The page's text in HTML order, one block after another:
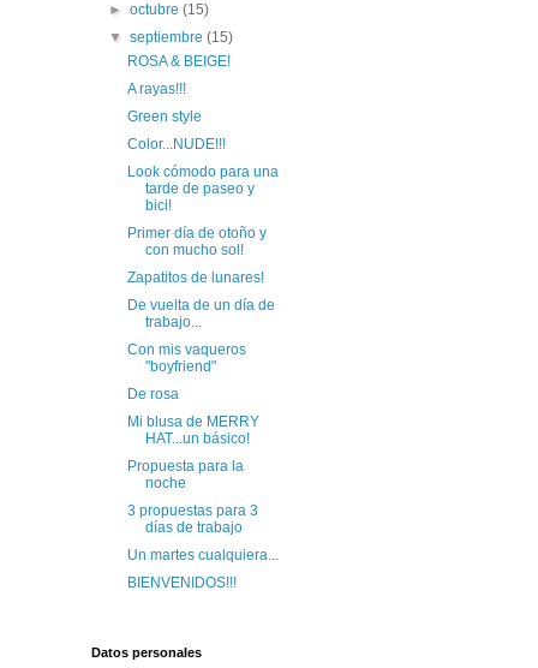
►octubre(15)
▼septiembre(15)
ROSA & BEIGE!
A rayas!!!
Green style
Color...NUDE!!!
Look cómodo para una
tarde de paseo y
bici!
Primer día de otoño y
con mucho sol!
Zapatitos de lunares!
De vuelta de un día de
trabajo...
Con mis vaqueros
"boyfriend"
De rosa
Mi blusa de MERRY
HAT...un básico!
Propuesta para la
noche
3 propuestas para 3
días de trabajo
Un martes cualquiera...
BIENVENIDOS!!!
Datos personales